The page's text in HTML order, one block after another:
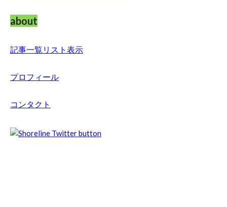
about
記事一覧リスト表示
プロフィール
コンタクト